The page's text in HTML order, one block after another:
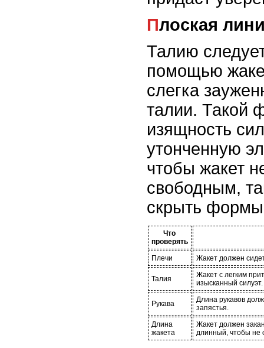
Плоская
Талию
помощью
слегка
талии. Такой
изящность
утонченную
чтобы жакет
свободным,
скрыть
Что
проверять
Плечи
Жакет должен
Талия
Жакет с легким
изысканный силуэт.
Рукава
Длина рукавов
запястья.
Длина
жакета
Жакет должен
длинный, чтобы не